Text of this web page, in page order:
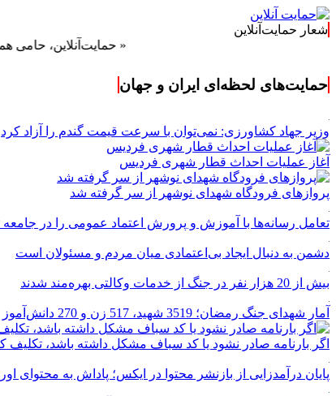
شعار حمایت‌آنلاین
« حمایت‌آنلاین، حامی همه مردم ایران »
حمایت‌های لحظه‌ای ایران و جهان
وزیر جهاد کشاورزی: نمی‌توان با سرعت قیمت گندم را آزاد کرد
آغاز عملیات احداث قطار شهری فردیس
پروازهای فرودگاه شهدای نوشهر از سر گرفته شد
تعامل رسانه‌ها با آموزش و پرورش اعتماد عمومی را در
دشمن به دنبال ایجاد بی‌اعتمادی میان مردم و مسئولان است
بیش از 20 هزار نفر در جنگ از خدمات وکالتی بهره‌مند شدند
آمار شهدای جنگ رمضان؛ 3519 شهید، 517 زن و 270 دانش‌آموز
اگر بارنامه صادر نشود یا کد سباف مشکل داشته باشد،
پایان درآمدزایی از بازنشر محتوا در ایکس؛ پاداش به محتوای